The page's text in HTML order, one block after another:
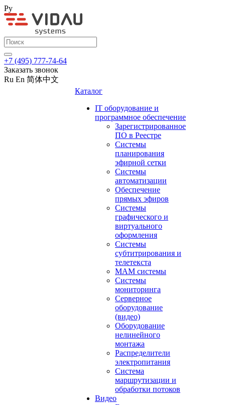
Ру
+7 (495) 777-74-64
Заказать звонок
Ru En 简体中文
Каталог
IT оборудование и
программное обеспечение
Зарегистрированное
ПО в Реестре
Системы
планирования
эфирной сетки
Системы
автоматизации
Обеспечение
прямых эфиров
Системы
графического и
виртуального
оформления
Системы
субтитрирования и
телетекста
MAM системы
Системы
мониторинга
Серверное
оборудование
(видео)
Оборудование
нелинейного
монтажа
Распределители
электропитания
Система
маршрутизации и
обработки потоков
Видео